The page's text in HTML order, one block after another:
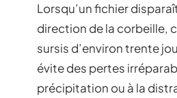
Lorsqu’un fichier
direction de la corbeille,
sursis d’environ trente
évite des pertes
précipitation ou à la